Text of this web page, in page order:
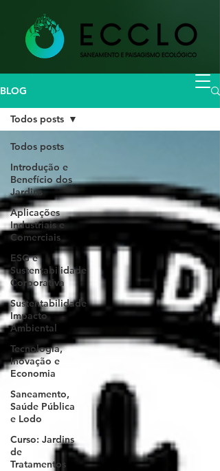
BLOG
Todos posts
Introdução e
Benefício dos
Jardins
Aplicações
Industriais e
Comerciais
ESG e
Sustentabilidade
Corporativa
Sustentabilidade
Impacto
Ambiental
Tecnologia,
Inovação e
Economia
Saneamento,
Saúde Pública
e Lodo
Curso: Jardins
de
Tratamentos
Todos posts